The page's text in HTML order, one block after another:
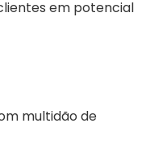
em potencial
multidão de